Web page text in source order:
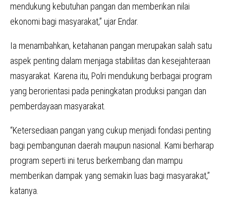
mendukung kebutuhan pangan dan memberikan nilai
ekonomi bagi masyarakat,” ujar Endar.
Ia menambahkan, ketahanan pangan merupakan salah satu
aspek penting dalam menjaga stabilitas dan kesejahteraan
masyarakat. Karena itu, Polri mendukung berbagai program
yang berorientasi pada peningkatan produksi pangan dan
pemberdayaan masyarakat.
“Ketersediaan pangan yang cukup menjadi fondasi penting
bagi pembangunan daerah maupun nasional. Kami berharap
program seperti ini terus berkembang dan mampu
memberikan dampak yang semakin luas bagi masyarakat,”
katanya.